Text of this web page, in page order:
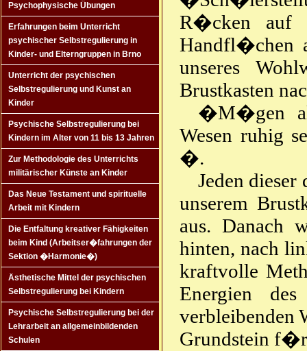
Psychophysische Übungen
Erfahrungen beim Unterricht
psychischer Selbstregulierung in
Kinder- und Elterngruppen in Brno
Unterricht der psychischen
Selbstregulierung und Kunst an
Kinder
Psychische Selbstregulierung bei
Kindern im Alter von 11 bis 13 Jahren
Zur Methodologie des Unterrichts
militärischer Künste an Kinder
Das Neue Testament und spirituelle
Arbeit mit Kindern
Die Entfaltung kreativer Fähigkeiten
beim Kind (Arbeitser�fahrungen der
Sektion �Harmonie�)
Ästhetische Mittel der psychischen
Selbstregulierung bei Kindern
Psychische Selbstregulierung bei der
Lehrarbeit an allgemeinbildenden
Schulen
R�cken auf
Handfl�chen
unseres
Brustkasten
�M�gen
Wesen ruhig
�.
Jeden
unserem
aus. Danach
hinten, nach
kraftvolle
Energien
verbleibenden
Grundstein f�r